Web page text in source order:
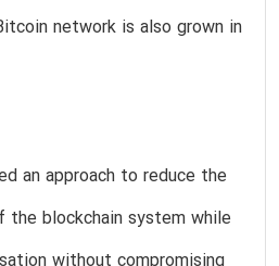
network is also grown in
an approach to reduce the
the blockchain system while